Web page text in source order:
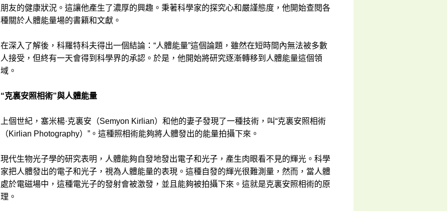
朋友的健康狀況。這讓他產生了濃厚的興趣。秉著科學家的探究心和嚴謹態度，他開始查閱各
種關於人體能量場的書籍和文獻。
在深入了解後，科羅特科夫得出一個結論：“人體能量”這個論題，雖然在短時間內無法被多數
人接受，但終有一天會得到科學界的承認。於是，他開始將研究逐漸轉移到人體能量這個領
域。
“克裏安照相術”與人體能量
上個世紀，塞米楊·克裏安（Semyon Kirlian）和他的妻子發現了一種技術，叫“克裏安照相術
（Kirlian Photography）”。這種照相術能夠將人體發出的能量拍攝下來。
現代生物光子學的研究表明，人體能夠自發地發出電子和光子，產生肉眼看不見的輝光。科學
家把人體發出的電子和光子，視為人體能量的表現。這種自發的輝光很難測量，然而，當人體
處於電磁場中，這種電光子的發射會被激發，並且能夠被拍攝下來。這就是克裏安照相術的原
理。